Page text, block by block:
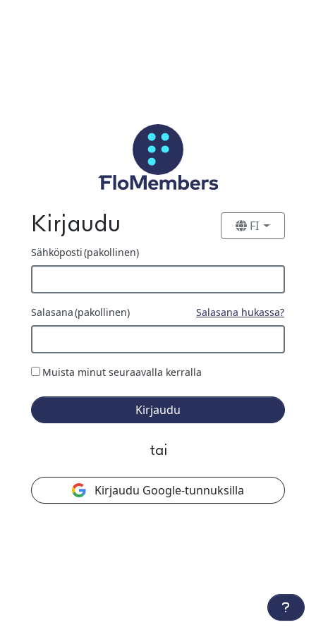
Kirjaudu FI
Sähköposti(pakollinen)
Salasana(pakollinen) Salasana hukassa?
Muista minut seuraavalla kerralla
Kirjaudu
tai
Kirjaudu Google-tunnuksilla